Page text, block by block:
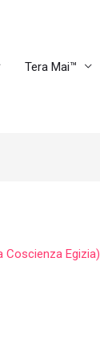
Tera Mai™
Coscienza Egizia)